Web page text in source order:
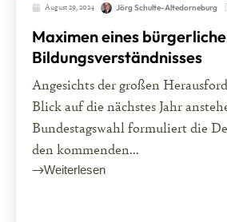
August 29, 2024 Jörg Schulte-Altedorneburg
Maximen eines
Bildungsverständnisses
Angesichts der großen
Blick auf die nächstes Jahr
Bundestagswahl formuliert die
den kommenden...
Weiterlesen